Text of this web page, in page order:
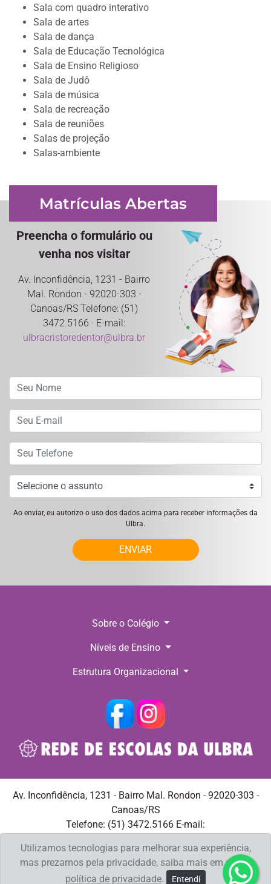
Sala com quadro interativo
Sala de artes
Sala de dança
Sala de Educação Tecnológica
Sala de Ensino Religioso
Sala de Judô
Sala de música
Sala de recreação
Sala de reuniões
Salas de projeção
Salas-ambiente
Matrículas Abertas
Preencha o formulário ou
venha nos visitar
Av. Inconfidência, 1231 - Bairro
Mal. Rondon - 92020-303 -
Canoas/RS Telefone: (51)
3472.5166 · E-mail:
ulbracristoredentor@ulbra.br
Ao enviar, eu autorizo o uso dos dados acima para receber informações da
Ulbra.
ENVIAR
Sobre o Colégio
Níveis de Ensino
Estrutura Organizacional
Av. Inconfidência, 1231 - Bairro Mal. Rondon - 92020-303 -
Canoas/RS
Telefone: (51) 3472.5166 E-mail:
Utilizamos tecnologias para melhorar sua experiência,
mas prezamos pela privacidade, saiba mais em nossa
política de privacidade. Entendi